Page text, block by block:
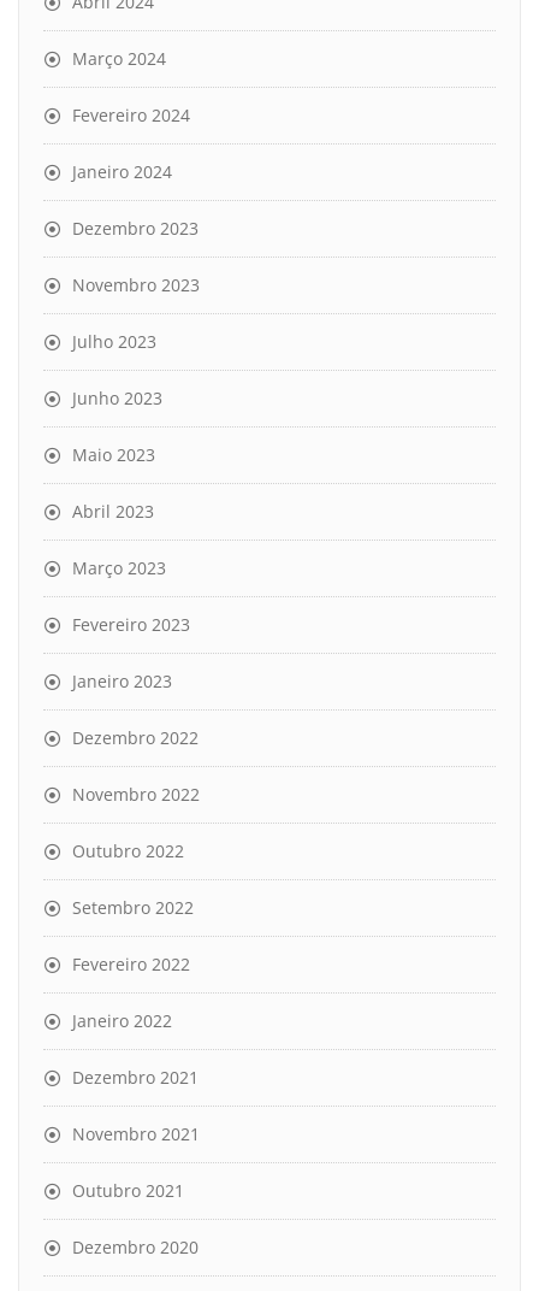
Março 2024
Fevereiro 2024
Janeiro 2024
Dezembro 2023
Novembro 2023
Julho 2023
Junho 2023
Maio 2023
Abril 2023
Março 2023
Fevereiro 2023
Janeiro 2023
Dezembro 2022
Novembro 2022
Outubro 2022
Setembro 2022
Fevereiro 2022
Janeiro 2022
Dezembro 2021
Novembro 2021
Outubro 2021
Dezembro 2020